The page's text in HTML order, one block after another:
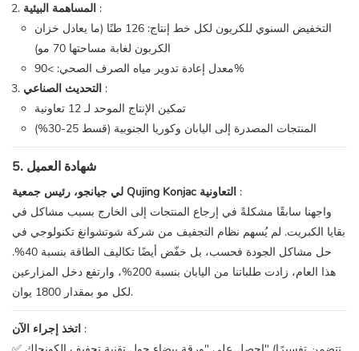
المساهمة البيئية :
التخفيض السنوي للكربون لكل خط إنتاج: 126 طنًا (ما يعادل خزان
الكربون لغابة مساحتها 70 مو)
معدل إعادة تدوير مياه الصرف الصحي: >90%
التحديث الصناعي :
تمكين الإنتاج الموحد لـ 12 تعاونية
المنتجات المصدرة إلى اليابان وكوريا الجنوبية (قسط 25-30%)
5. شهادة العميل
لي جيانجو، رئيس جمعية Qujing Konjac التعاونية :
واجهنا سابقًا مشكلةً في إرجاع المنتجات إلى الخارج بسبب مشاكل في
بقايا الكبريت. لم يُسهم نظام التجفيف من شركة شوتشوانغ تكنولوجي في
حل مشاكل الجودة فحسب، بل خفّض أيضًا تكاليف الطاقة بنسبة 40%.
هذا العام، زادت طلباتنا من اليابان بنسبة 200%، وارتفع دخل المزارعين
لكل مو بمقدار 1800 يوان.
اتخذ إجراء الآن :